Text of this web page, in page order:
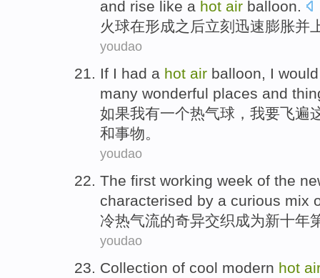
and rise like a hot air balloon.
火球在形成之后立刻 迅速膨胀并
youdao
If I had a hot air balloon, I would
many wonderful places and
如果我有一个热气球 ，我要飞遍
和事物。
youdao
The first working week of the
characterised by a curious mix
冷热气流的奇异交织成为新十年
youdao
Collection of cool modern hot